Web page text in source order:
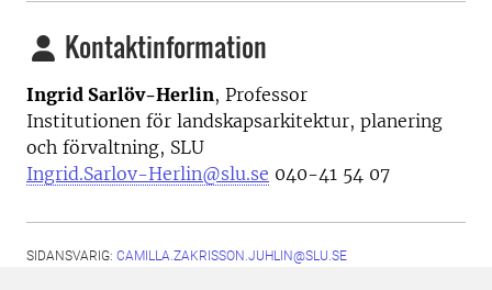
Kontaktinformation
Ingrid Sarlöv-Herlin, Professor
Institutionen för landskapsarkitektur, planering
och förvaltning, SLU
Ingrid.Sarlov-Herlin@slu.se 040-41 54 07
SIDANSVARIG: CAMILLA.ZAKRISSON.JUHLIN@SLU.SE